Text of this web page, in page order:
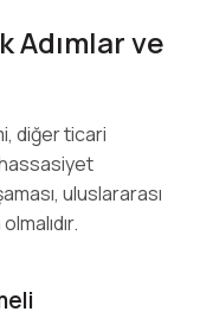
Adımlar ve
diğer ticari
uluslararası